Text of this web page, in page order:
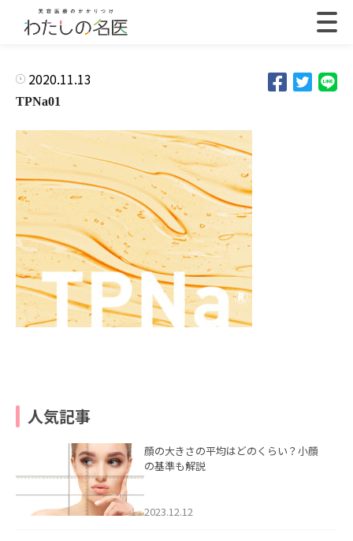
2020.11.13
TPNa01
人気記事
顔の大きさの平均はどのくらい？小顔
の基準も解説
2023.12.12